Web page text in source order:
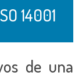
14001
de una